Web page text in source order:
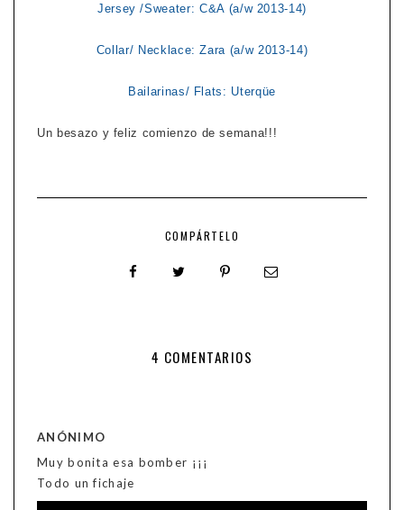
Jersey /Sweater: C&A (a/w 2013-14)
Collar/ Necklace: Zara (a/w 2013-14)
Bailarinas/ Flats: Uterqüe
Un besazo y feliz comienzo de semana!!!
COMPÁRTELO
4 COMENTARIOS
ANÓNIMO
Muy bonita esa bomber ¡¡¡
Todo un fichaje